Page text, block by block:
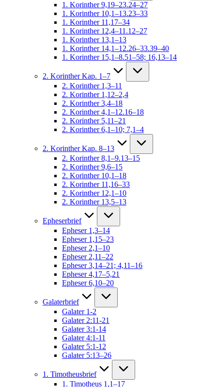
1. Korinther 9,19–23.24–27
1. Korinther 10,1–13.23–33
1. Korinther 11,17–34
1. Korinther 12,4–11.12–27
1. Korinther 13,1–13
1. Korinther 14,1–12.26–33.39–40
1. Korinther 15,1–8.51–58; 16,13–14
2. Korinther Kap. 1–7
2. Korinther 1,3–11
2. Korinther 1,12–2,4
2. Korinther 3,4–18
2. Korinther 4,1–12.16–18
2. Korinther 5,11–21
2. Korinther 6,1–10; 7,1–4
2. Korinther Kap. 8–13
2. Korinther 8,1–9.13–15
2. Korinther 9,6–15
2. Korinther 10,1–18
2. Korinther 11,16–33
2. Korinther 12,1–10
2. Korinther 13,5–13
Epheserbrief
Epheser 1,3–14
Epheser 1,15–23
Epheser 2,1–10
Epheser 2,11–22
Epheser 3,14–21; 4,11–16
Epheser 4,17–5,21
Epheser 6,10–20
Galaterbrief
Galater 1-2
Galater 2:11-21
Galater 3:1-14
Galater 4:1-11
Galater 5:1-12
Galater 5:13–26
1. Timotheusbrief
1. Timotheus 1,1–17